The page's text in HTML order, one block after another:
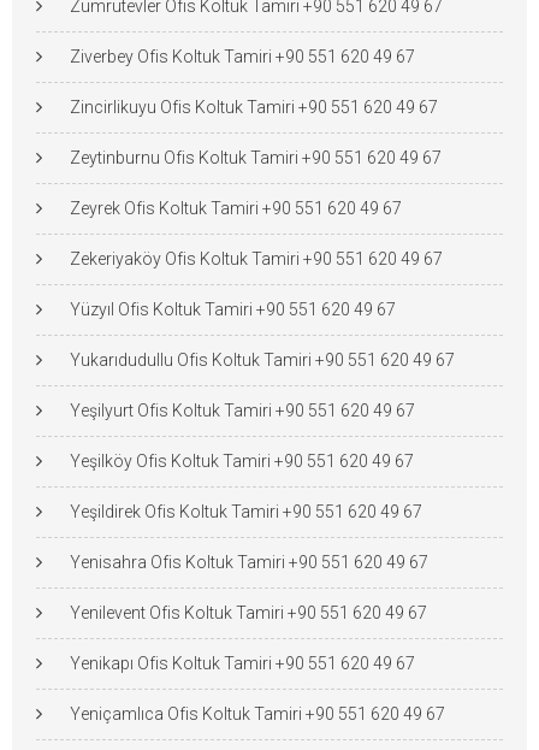
Zümrütevler Ofis Koltuk Tamiri +90 551 620 49 67
Ziverbey Ofis Koltuk Tamiri +90 551 620 49 67
Zincirlikuyu Ofis Koltuk Tamiri +90 551 620 49 67
Zeytinburnu Ofis Koltuk Tamiri +90 551 620 49 67
Zeyrek Ofis Koltuk Tamiri +90 551 620 49 67
Zekeriyaköy Ofis Koltuk Tamiri +90 551 620 49 67
Yüzyıl Ofis Koltuk Tamiri +90 551 620 49 67
Yukarıdudullu Ofis Koltuk Tamiri +90 551 620 49 67
Yeşilyurt Ofis Koltuk Tamiri +90 551 620 49 67
Yeşilköy Ofis Koltuk Tamiri +90 551 620 49 67
Yeşildirek Ofis Koltuk Tamiri +90 551 620 49 67
Yenisahra Ofis Koltuk Tamiri +90 551 620 49 67
Yenilevent Ofis Koltuk Tamiri +90 551 620 49 67
Yenikapı Ofis Koltuk Tamiri +90 551 620 49 67
Yeniçamlıca Ofis Koltuk Tamiri +90 551 620 49 67